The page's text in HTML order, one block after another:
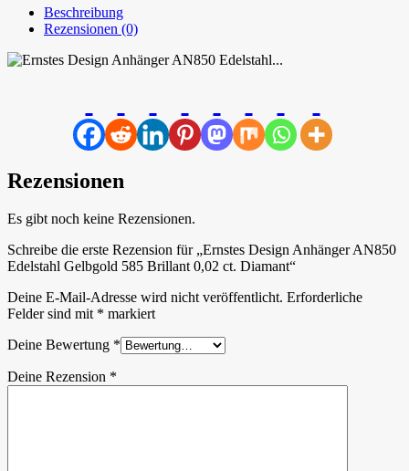
Beschreibung
Rezensionen (0)
Rezensionen
Es gibt noch keine Rezensionen.
Schreibe die erste Rezension für „Ernstes Design Anhänger AN850
Edelstahl Gelbgold 585 Brillant 0,02 ct. Diamant“
Deine E-Mail-Adresse wird nicht veröffentlicht. Erforderliche
Felder sind mit * markiert
Deine Bewertung *
Deine Rezension *